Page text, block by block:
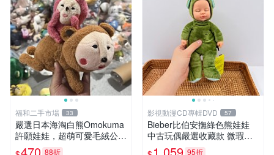
福和二手市場 33
嚴選日本海淘白熊Omokuma
許願娃娃，超萌可愛毛絨公仔
推薦收藏 白熊 Omokuma 毛
88折
影視動漫CD專輯DVD 57
Bieber比伯安撫綠色熊娃娃
中古玩偶嚴選收藏款 微瑕輕
度使用 Bieber綠熊娃娃 中古
95折